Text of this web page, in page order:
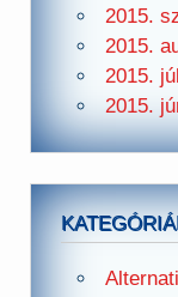
2015.
2015.
2015.
2015.